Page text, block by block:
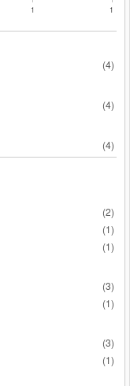
1 1
(4)
(4)
(4)
(2)
(1)
(1)
(3)
(1)
(3)
(1)